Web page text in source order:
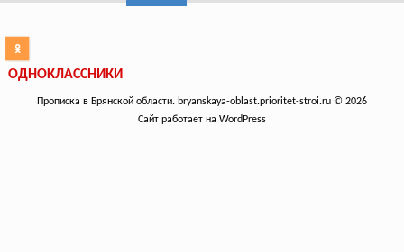
ОДНОКЛАССНИКИ
Прописка в Брянской области. bryanskaya-oblast.prioritet-stroi.ru © 2026
Сайт работает на WordPress